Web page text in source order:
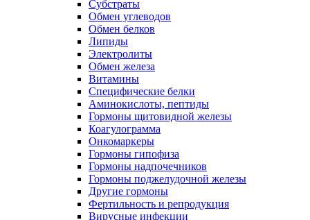
Субстраты
Обмен углеводов
Обмен белков
Липиды
Электролиты
Обмен железа
Витамины
Специфические белки
Аминокислоты, пептиды
Гормоны щитовидной железы
Коагулограмма
Онкомаркеры
Гормоны гипофиза
Гормоны надпочечников
Гормоны поджелудочной железы
Другие гормоны
Фертильность и репродукция
Вирусные инфекции